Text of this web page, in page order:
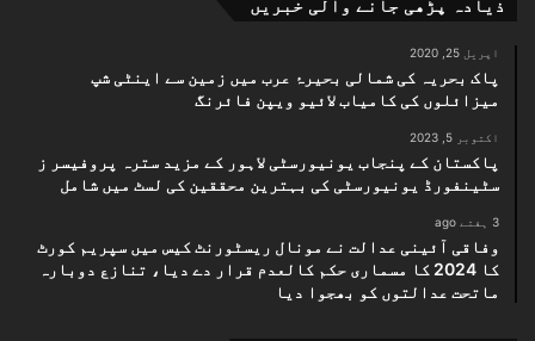
ذیادہ پڑھی جانے والی خبریں
اپریل 25, 2020
پاک بحریہ کی شمالی بحیرۂ عرب میں زمین سے اینٹی شپ
میزائلوں کی کامیاب لائیو ویپن فائرنگ
اکتوبر 5, 2023
پاکستان کے پنجاب یونیورسٹی لاہور کے مزید سترہ پروفیسر ز
سٹینفورڈ یونیورسٹی کی بہترین محققین کی لسٹ میں شامل
3 ہفتے ago
وفاقی آئینی عدالت نے مونال ریسٹورنٹ کیس میں سپریم کورٹ
کا 2024 کا مسماری حکم کالعدم قرار دے دیا، تنازع دوبارہ
ماتحت عدالتوں کو بھجوا دیا